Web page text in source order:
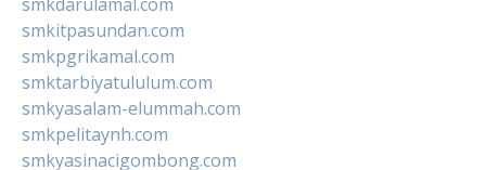
smkitpasundan.com
smkpgrikamal.com
smktarbiyatululum.com
smkyasalam-elummah.com
smkpelitaynh.com
smkyasinacigombong.com